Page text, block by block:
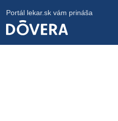
Portál lekar.sk vám prináša